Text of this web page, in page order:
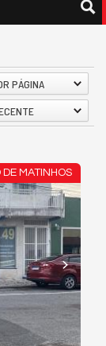
PÁGINA
MATINHOS